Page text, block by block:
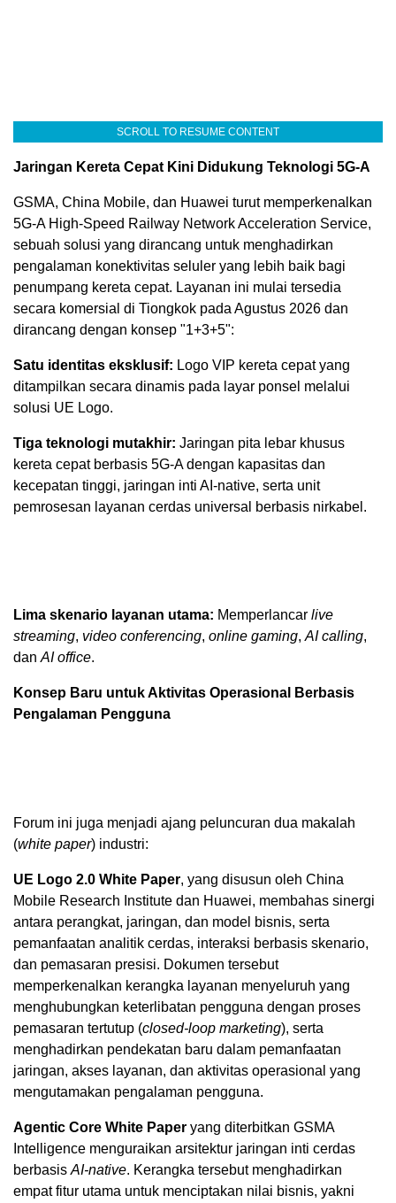
SCROLL TO RESUME CONTENT
Jaringan Kereta Cepat Kini Didukung Teknologi 5G-A
GSMA, China Mobile, dan Huawei turut memperkenalkan
5G-A High-Speed Railway Network Acceleration Service,
sebuah solusi yang dirancang untuk menghadirkan
pengalaman konektivitas seluler yang lebih baik bagi
penumpang kereta cepat. Layanan ini mulai tersedia
secara komersial di Tiongkok pada Agustus 2026 dan
dirancang dengan konsep "1+3+5":
Satu identitas eksklusif: Logo VIP kereta cepat yang
ditampilkan secara dinamis pada layar ponsel melalui
solusi UE Logo.
Tiga teknologi mutakhir: Jaringan pita lebar khusus
kereta cepat berbasis 5G-A dengan kapasitas dan
kecepatan tinggi, jaringan inti AI-native, serta unit
pemrosesan layanan cerdas universal berbasis nirkabel.
Lima skenario layanan utama: Memperlancar live
streaming, video conferencing, online gaming,AI calling,
danAI office.
Konsep Baru untuk Aktivitas Operasional Berbasis
Pengalaman Pengguna
Forum ini juga menjadi ajang peluncuran dua makalah
(white paper) industri:
UE Logo 2.0 White Paper, yang disusun oleh China
Mobile Research Institute dan Huawei, membahas sinergi
antara perangkat, jaringan, dan model bisnis, serta
pemanfaatan analitik cerdas, interaksi berbasis skenario,
dan pemasaran presisi. Dokumen tersebut
memperkenalkan kerangka layanan menyeluruh yang
menghubungkan keterlibatan pengguna dengan proses
pemasaran tertutup (closed-loop marketing), serta
menghadirkan pendekatan baru dalam pemanfaatan
jaringan, akses layanan, dan aktivitas operasional yang
mengutamakan pengalaman pengguna.
Agentic Core White Paper yang diterbitkan GSMA
Intelligence menguraikan arsitektur jaringan inti cerdas
berbasis AI-native. Kerangka tersebut menghadirkan
empat fitur utama untuk menciptakan nilai bisnis, yakni